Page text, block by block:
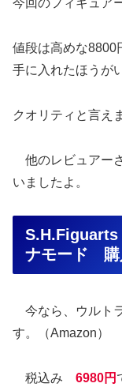
今回のフィギュア
値段は高めな8800
手に入れたほうが
クオリティと言え
他のレビュアー
いましたよ。
ナモード 購
今なら、ウルト
す。（Amazon）
税込み 6980円